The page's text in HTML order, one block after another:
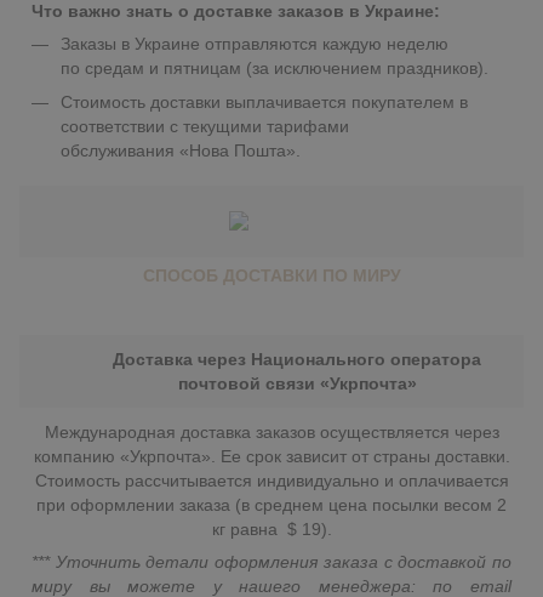
Что важно знать о доставке заказов в Украине:
Заказы в Украине отправляются каждую неделю
по средам и пятницам (за исключением праздников).
Стоимость доставки выплачивается покупателем в
соответствии с текущими тарифами
обслуживания «Нова Пошта».
СПОСОБ ДОСТАВКИ ПО МИРУ
Доставка через Национального оператора
почтовой связи «Укрпочта»
Международная доставка заказов осуществляется через
компанию «Укрпочта». Ее срок зависит от страны доставки.
Стоимость рассчитывается индивидуально и оплачивается
при оформлении заказа (в среднем цена посылки весом 2
кг равна $ 19).
*** Уточнить детали оформления заказа с доставкой по
миру вы можете у нашего менеджера: по email